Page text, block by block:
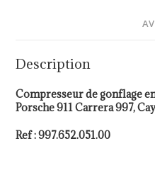
Description
Compresseur de gonflage
Porsche 911 Carrera 997,
Ref : 997.652.051.00